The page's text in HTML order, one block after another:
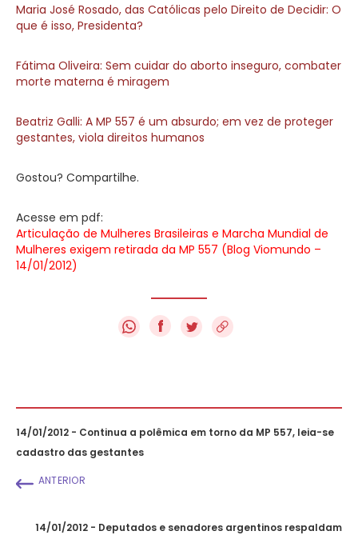
Maria José Rosado, das Católicas pelo Direito de Decidir: O
que é isso, Presidenta?
Fátima Oliveira: Sem cuidar do aborto inseguro, combater
morte materna é miragem
Beatriz Galli: A MP 557 é um absurdo; em vez de proteger
gestantes, viola direitos humanos
Gostou? Compartilhe.
Acesse em pdf:
Articulação de Mulheres Brasileiras e Marcha Mundial de
Mulheres exigem retirada da MP 557 (Blog Viomundo –
14/01/2012)
f
14/01/2012 - Continua a polêmica em torno da MP 557, leia-se
cadastro das gestantes
ANTERIOR
14/01/2012 - Deputados e senadores argentinos respaldam